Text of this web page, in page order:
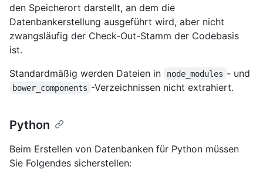
den Speicherort darstellt, an dem die
Datenbankerstellung ausgeführt wird, aber nicht
zwangsläufig der Check-Out-Stamm der Codebasis
ist.
Standardmäßig werden Dateien in
node_modules - und
bower_components -Verzeichnissen nicht extrahiert.
Python
Beim Erstellen von Datenbanken für Python müssen
Sie Folgendes sicherstellen: